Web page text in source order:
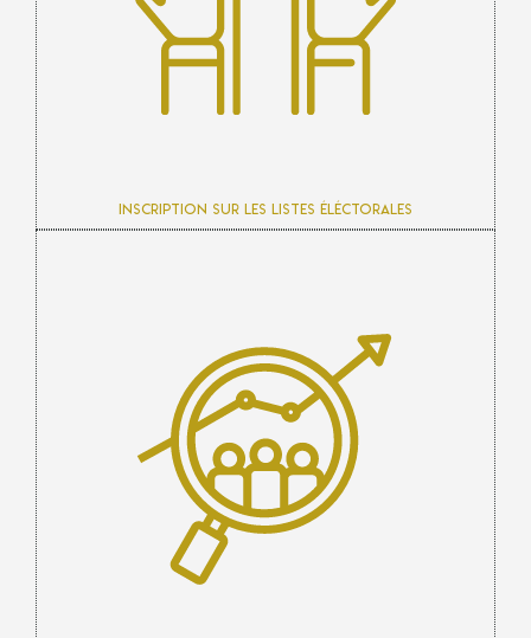
Inscription sur les listes éléctorales